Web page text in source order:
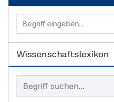
Wissenschaftslexikon
Begriff im Lexikon suchen